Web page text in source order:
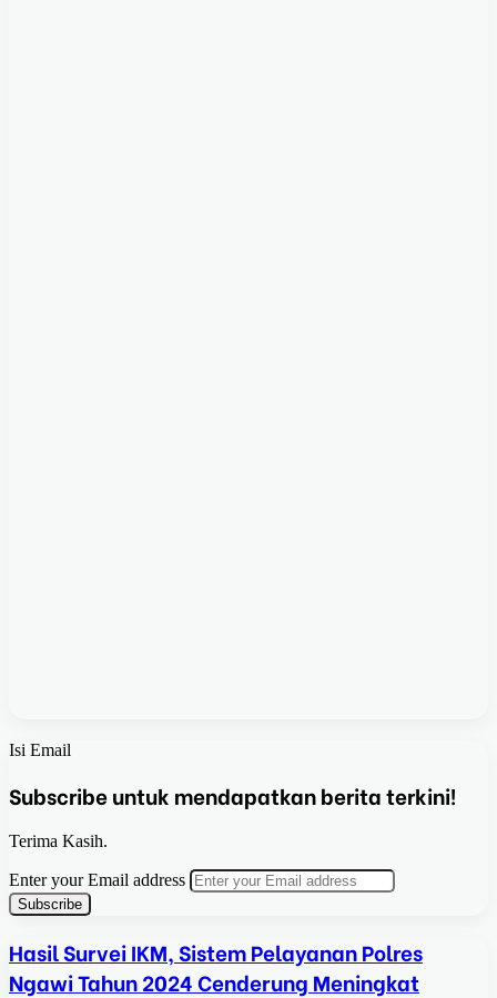
Isi Email
Subscribe untuk mendapatkan berita terkini!
Terima Kasih.
Enter your Email address
Hasil Survei IKM, Sistem Pelayanan Polres
Ngawi Tahun 2024 Cenderung Meningkat